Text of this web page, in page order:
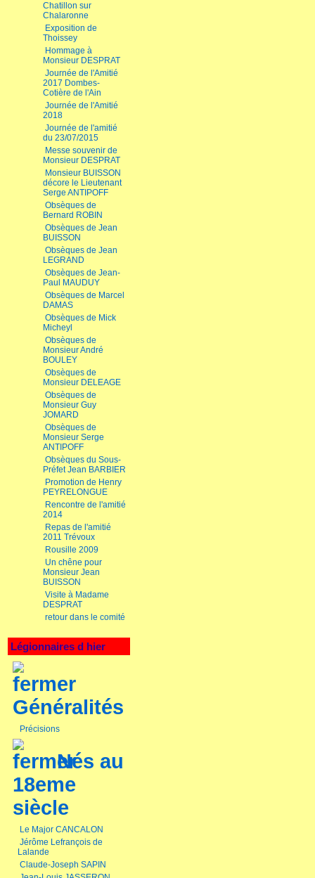
Chatillon sur
Chalaronne
Exposition de
Thoissey
Hommage à
Monsieur DESPRAT
Journée de l'Amitié
2017 Dombes-
Cotière de l'Ain
Journée de l'Amitié
2018
Journée de l'amitié
du 23/07/2015
Messe souvenir de
Monsieur DESPRAT
Monsieur BUISSON
décore le Lieutenant
Serge ANTIPOFF
Obsèques de
Bernard ROBIN
Obsèques de Jean
BUISSON
Obsèques de Jean
LEGRAND
Obsèques de Jean-
Paul MAUDUY
Obsèques de Marcel
DAMAS
Obsèques de Mick
Micheyl
Obsèques de
Monsieur André
BOULEY
Obsèques de
Monsieur DELEAGE
Obsèques de
Monsieur Guy
JOMARD
Obsèques de
Monsieur Serge
ANTIPOFF
Obsèques du Sous-
Préfet Jean BARBIER
Promotion de Henry
PEYRELONGUE
Rencontre de l'amitié
2014
Repas de l'amitié
2011 Trévoux
Rousille 2009
Un chêne pour
Monsieur Jean
BUISSON
Visite à Madame
DESPRAT
retour dans le comité
Légionnaires d hier
Généralités
Précisions
Nés au
18eme
siècle
Le Major CANCALON
Jérôme Lefrançois de
Lalande
Claude-Joseph SAPIN